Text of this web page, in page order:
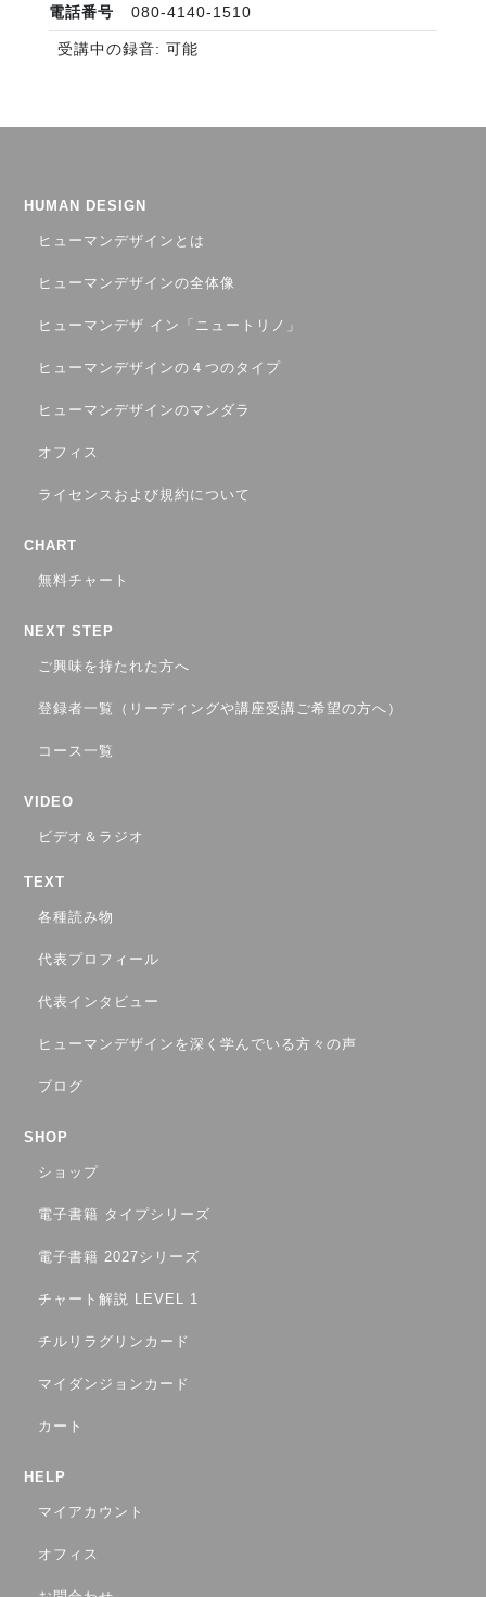
電話番号 080-4140-1510
受講中の録音: 可能
HUMAN DESIGN
ヒューマンデザインとは
ヒューマンデザインの全体像
ヒューマンデザ イン「ニュートリノ」
ヒューマンデザインの４つのタイプ
ヒューマンデザインのマンダラ
オフィス
ライセンスおよび規約について
CHART
無料チャート
NEXT STEP
ご興味を持たれた方へ
登録者一覧（リーディングや講座受講ご希望の方へ）
コース一覧
VIDEO
ビデオ＆ラジオ
TEXT
各種読み物
代表プロフィール
代表インタビュー
ヒューマンデザインを深く学んでいる方々の声
ブログ
SHOP
ショップ
電子書籍 タイプシリーズ
電子書籍 2027シリーズ
チャート解説 LEVEL 1
チルリラグリンカード
マイダンジョンカード
カート
HELP
マイアカウント
オフィス